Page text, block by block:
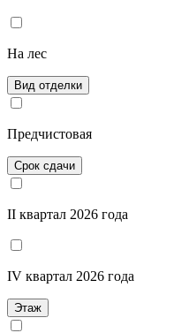
На лес
Вид отделки
Предчистовая
Срок сдачи
II квартал 2026 года
IV квартал 2026 года
Этаж